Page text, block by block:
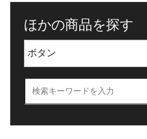
ほかの商品を探す